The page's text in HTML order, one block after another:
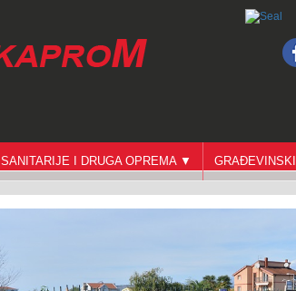
SANITARIJE I DRUGA OPREMA ▼